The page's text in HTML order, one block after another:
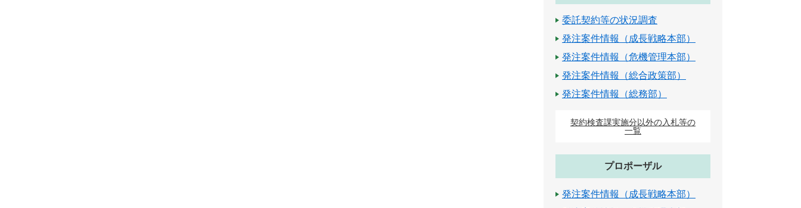
委託契約等の状況調査
発注案件情報（成長戦略本部）
発注案件情報（危機管理本部）
発注案件情報（総合政策部）
発注案件情報（総務部）
契約検査課実施分以外の入札等の
一覧
プロポーザル
発注案件情報（成長戦略本部）